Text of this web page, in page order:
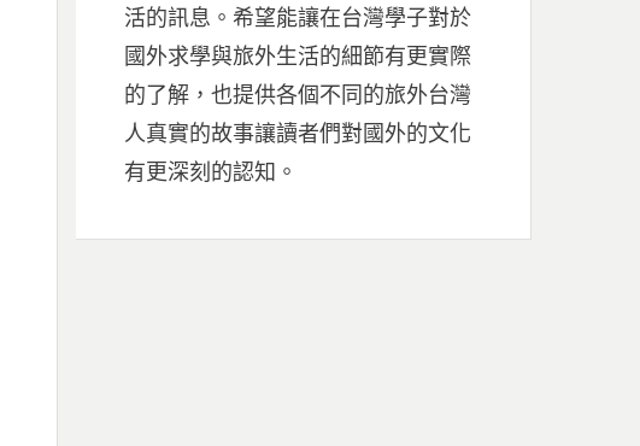
活的訊息。希望能讓在台灣學子對於
國外求學與旅外生活的細節有更實際
的了解，也提供各個不同的旅外台灣
人真實的故事讓讀者們對國外的文化
有更深刻的認知。